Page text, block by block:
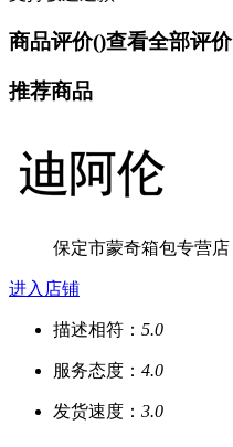
商品评价()查看全部评价
推荐商品
保定市蒙奇箱包专营店
进入店铺
描述相符： 5.0
服务态度： 4.0
发货速度： 3.0